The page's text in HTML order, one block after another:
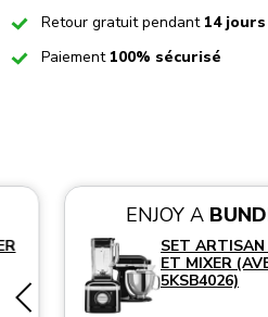
CheckedRetour gratuit pendant 14 jours
CheckedPaiement 100% sécurisé
ENJOY A
SET ARTISAN
ET MIXER
5KSB4026)